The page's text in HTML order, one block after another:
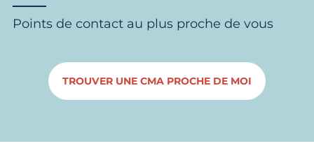
Points de contact au plus proche de vous
TROUVER UNE CMA PROCHE DE MOI